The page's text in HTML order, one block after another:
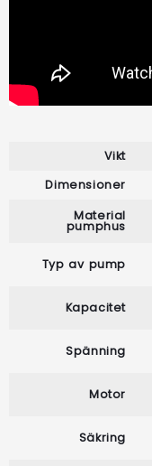
Vikt
Dimensioner
Material
pumphus
Typ av pump
Kapacitet
Spänning
Motor
Säkring